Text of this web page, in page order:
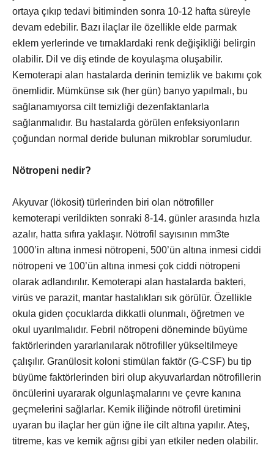
ortaya çıkıp tedavi bitiminden sonra 10-12 hafta süreyle
devam edebilir. Bazı ilaçlar ile özellikle elde parmak
eklem yerlerinde ve tırnaklardaki renk değişikliği belirgin
olabilir. Dil ve diş etinde de koyulaşma oluşabilir.
Kemoterapi alan hastalarda derinin temizlik ve bakımı çok
önemlidir. Mümkünse sık (her gün) banyo yapılmalı, bu
sağlanamıyorsa cilt temizliği dezenfaktanlarla
sağlanmalıdır. Bu hastalarda görülen enfeksiyonların
çoğundan normal deride bulunan mikroblar sorumludur.
Nötropeni nedir?
Akyuvar (lökosit) türlerinden biri olan nötrofiller
kemoterapi verildikten sonraki 8-14. günler arasında hızla
azalır, hatta sıfıra yaklaşır. Nötrofil sayısının mm3te
1000’in altına inmesi nötropeni, 500’ün altına inmesi ciddi
nötropeni ve 100’ün altına inmesi çok ciddi nötropeni
olarak adlandırılır. Kemoterapi alan hastalarda bakteri,
virüs ve parazit, mantar hastalıkları sık görülür. Özellikle
okula giden çocuklarda dikkatli olunmalı, öğretmen ve
okul uyarılmalıdır. Febril nötropeni döneminde büyüme
faktörlerinden yararlanılarak nötrofiller yükseltilmeye
çalışılır. Granülosit koloni stimülan faktör (G-CSF) bu tip
büyüme faktörlerinden biri olup akyuvarlardan nötrofillerin
öncülerini uyararak olgunlaşmalarını ve çevre kanına
geçmelerini sağlarlar. Kemik iliğinde nötrofil üretimini
uyaran bu ilaçlar her gün iğne ile cilt altına yapılır. Ateş,
titreme, kas ve kemik ağrısı gibi yan etkiler neden olabilir.